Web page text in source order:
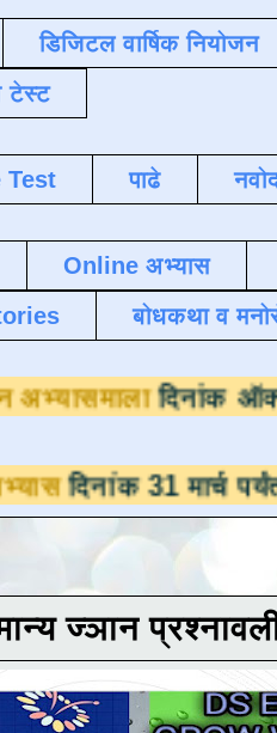
डिजिटल वार्षिक नियोजन
टेस्ट
Test पाढे
Online अभ्यास
बोधकथा व
दैनंदिन
मार्च पर्यंत
ज्ञान